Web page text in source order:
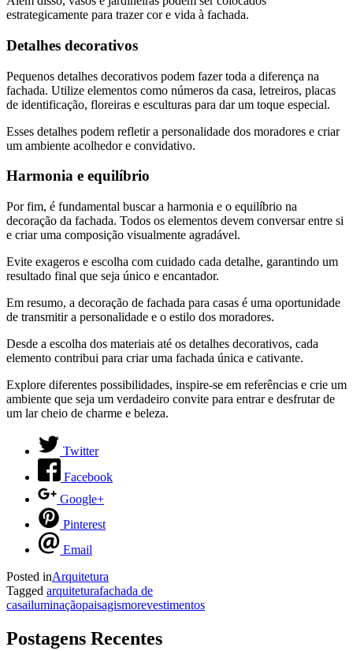
estrategicamente para trazer cor e vida à fachada.
Detalhes decorativos
Pequenos detalhes decorativos podem fazer toda a diferença na
fachada. Utilize elementos como números da casa, letreiros, placas
de identificação, floreiras e esculturas para dar um toque especial.
Esses detalhes podem refletir a personalidade dos moradores e criar
um ambiente acolhedor e convidativo.
Harmonia e equilíbrio
Por fim, é fundamental buscar a harmonia e o equilíbrio na
decoração da fachada. Todos os elementos devem conversar entre si
e criar uma composição visualmente agradável.
Evite exageros e escolha com cuidado cada detalhe, garantindo um
resultado final que seja único e encantador.
Em resumo, a decoração de fachada para casas é uma oportunidade
de transmitir a personalidade e o estilo dos moradores.
Desde a escolha dos materiais até os detalhes decorativos, cada
elemento contribui para criar uma fachada única e cativante.
Explore diferentes possibilidades, inspire-se em referências e crie um
ambiente que seja um verdadeiro convite para entrar e desfrutar de
um lar cheio de charme e beleza.
Twitter
Facebook
Google+
Pinterest
Email
Posted inArquitetura
Tagged arquiteturafachada de
casailuminaçãopaisagismorevestimentos
Postagens Recentes